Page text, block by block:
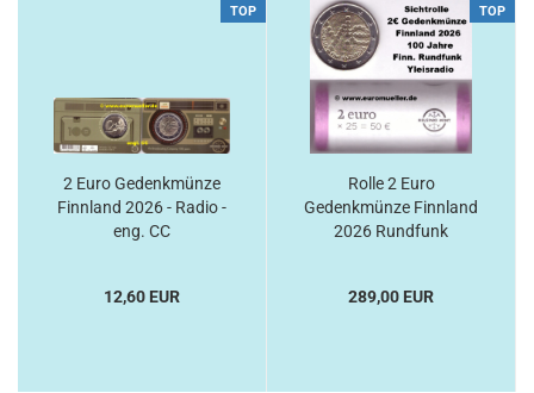
TOP
2 Euro Gedenkmünze
Finnland 2026 - Radio -
eng. CC
12,60 EUR
TOP
Rolle 2 Euro
Gedenkmünze Finnland
2026 Rundfunk
289,00 EUR